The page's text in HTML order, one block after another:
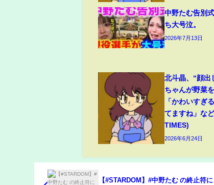
中野たむ告別
ち大号泣。
2026年7月13日
北斗晶、“顔出
ちゃんが野菜
「かわいすぎ
てますね」な
TIMES)
2026年6月24日
【#STARDOM】#中野たむ の終止符